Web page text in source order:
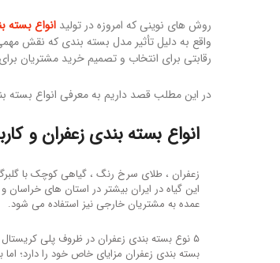
روش های نوینی که امروزه در تولید انواع بسته
واقع به دلیل تأثیر مدل بسته بندی که نقش
رقابتی برای انتخاب و تصمیم خرید مشتریان
در این مطلب قصد داریم به معرفی انواع بسته
انواع بسته بندی زعفران و
زعفران ، طلای سرخ رنگ ، گیاهی کوچک با
این گیاه در ایران بیشتر در استان های
عمده به مشتریان خارجی نیز استفاده می شود.
۵ نوع بسته بندی زعفران در ظروف پلی
بسته بندی زعفران مزایای خاص خود را دارد؛